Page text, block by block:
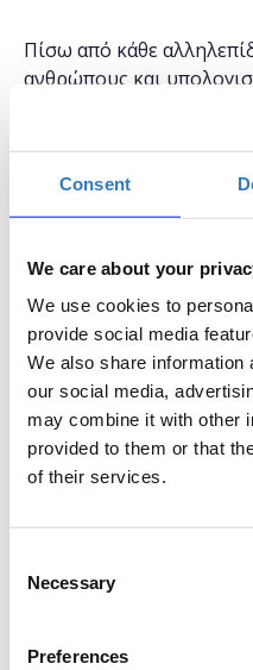
Consent
We care about your
We use cookies to
provide social media
We also share information
our social media,
may combine it with other
provided to them or that
of their services.
Selection
Necessary
Preferences
Πίσω από κάθε
ανθρώπους και
Ο προγραμματισμός
βασικές γνώσεις
διευρύνει τις
μεθοδικά για την
προβλημάτων.
Σκοπός
Το workshop αυτό έχει
δυνατότητα στους
βασικές αρχές του
αντιληφθούν τα οφέλη
πρόγραμμα
περισσότερη
Στο τέλος του